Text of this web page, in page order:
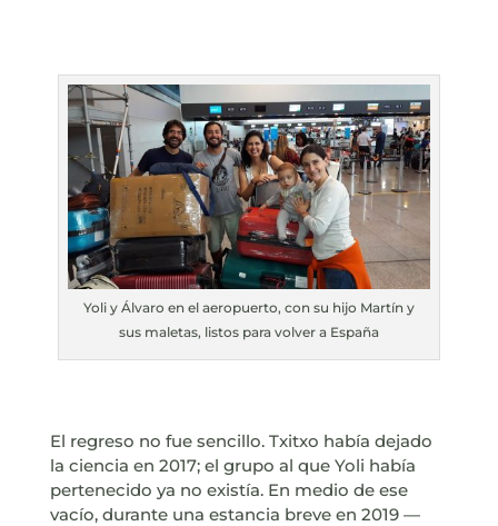
Yoli y Álvaro en el aeropuerto, con su hijo Martín y
sus maletas, listos para volver a España
El regreso no fue sencillo. Txitxo había dejado
la ciencia en 2017; el grupo al que Yoli había
pertenecido ya no existía. En medio de ese
vacío, durante una estancia breve en 2019 —